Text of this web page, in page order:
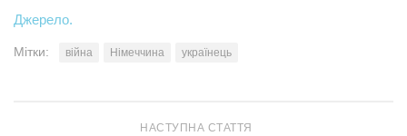
Джерело.
Мітки: війна Німеччина українець
НАСТУПНА СТАТТЯ